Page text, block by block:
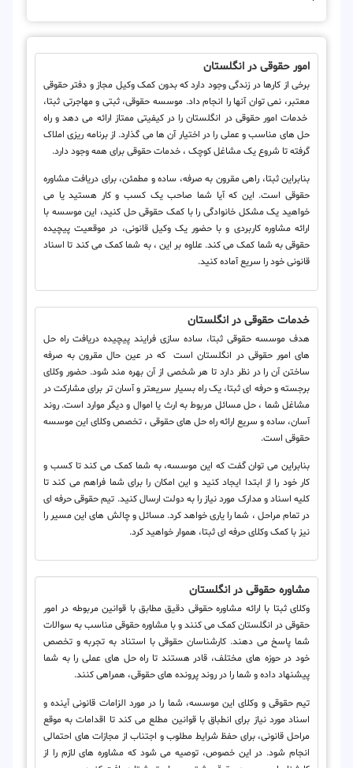
امور حقوقی در انگلستان
برخی از کارها در زندگی وجود دارد که بدون کمک وکیل مجاز و دفتر حقوقی
معتبر، نمی توان آنها را انجام داد. موسسه حقوقی، ثبتی و مهاجرتی ثبتا،
خدمات امور حقوقی در انگلستان را در کیفیتی ممتاز ارائه می دهد و راه
حل های مناسب و عملی را در اختیار آن ها می گذارد. از برنامه ریزی املاک
گرفته تا شروع یک مشاغل کوچک ، خدمات حقوقی برای همه وجود دارد.
بنابراین ثبتا، راهی مقرون به صرفه، ساده و مطمئن، برای دریافت مشاوره
حقوقی است. این که آیا شما صاحب یک کسب و کار هستید یا می
خواهید یک مشکل خانوادگی را با کمک حقوقی حل کنید، این موسسه با
ارائه مشاوره کاربردی و با حضور یک وکیل قانونی، در موقعیت پیچیده
حقوقی به شما کمک می کند. علاوه بر این ، به شما کمک می کند تا اسناد
قانونی خود را سریع آماده کنید.
خدمات حقوقی در انگلستان
هدف موسسه حقوقی ثبتا، ساده سازی فرایند پیچیده دریافت راه حل
های امور حقوقی در انگلستان است که در عین حال مقرون به صرفه
ساختن آن را در نظر دارد تا هر شخصی از آن بهره مند شود. حضور وکلای
برجسته و حرفه ای ثبتا، یک راه بسیار سریعتر و آسان تر برای مشارکت در
مشاغل شما ، حل مسائل مربوط به ارث یا اموال و دیگر موارد است. روند
آسان، ساده و سریع ارائه راه حل های حقوقی ، تخصص وکلای این موسسه
حقوقی است.
بنابراین می توان گفت که این موسسه، به شما کمک می کند تا کسب و
کار خود را از ابتدا ایجاد کنید و این امکان را برای شما فراهم می کند تا
کلیه اسناد و مدارک مورد نیاز را به دولت ارسال کنید. تیم حقوقی حرفه ای
در تمام مراحل ، شما را یاری خواهد کرد. مسائل و چالش های این مسیر را
نیز با کمک وکلای حرفه ای ثبتا، هموار خواهید کرد.
مشاوره حقوقی در انگلستان
وکلای ثبتا با ارائه مشاوره حقوقی دقیق مطابق با قوانین مربوطه در امور
حقوقی در انگلستان کمک می کنند و با مشاوره حقوقی مناسب به سوالات
شما پاسخ می دهند. کارشناسان حقوقی با استناد به تجربه و تخصص
خود در حوزه های مختلف، قادر هستند تا راه حل های عملی را به شما
پیشنهاد داده و شما را در روند پرونده های حقوقی، همراهی کنند.
تیم حقوقی و وکلای این موسسه، شما را در مورد الزامات قانونی آینده و
اسناد مورد نیاز برای انطباق با قوانین مطلع می کند تا اقدامات به موقع
مراحل قانونی، برای حفظ شرایط مطلوب و اجتناب از مجازات های احتمالی
انجام شود. در این خصوص، توصیه می شود که مشاوره های لازم را از